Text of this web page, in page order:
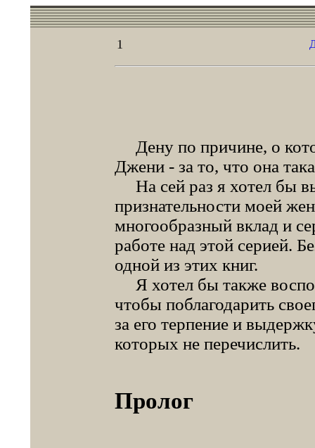
1
Дену по причине, о
Джени - за то, что она
На сей раз я хотел бы
признательности моей
многообразный вклад и
работе над этой серией.
одной из этих книг.
Я хотел бы также
чтобы поблагодарить
за его терпение и
которых не перечислить.
Пролог